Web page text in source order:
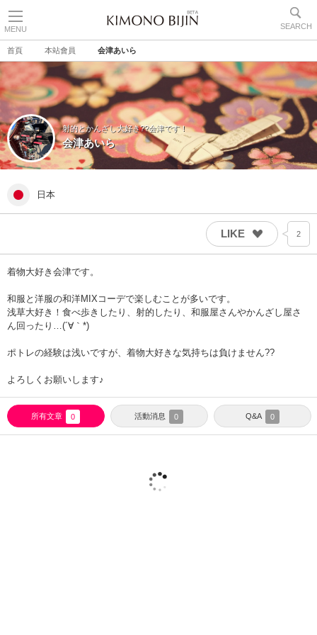
MENU SEARCH
首頁 本站會員 会津あいら
射的とかんざし大好き??会津です！
会津あいら
日本
LIKE 2
着物大好き会津です。
和服と洋服の和洋MIXコーデで楽しむことが多いです。
浅草大好き！食べ歩きしたり、射的したり、和服屋さんやかんざし屋さ
ん回ったり…(´∀｀*)
ポトレの経験は浅いですが、着物大好きな気持ちは負けません??
よろしくお願いします♪
所有文章 0 活動消息 0 Q&A 0